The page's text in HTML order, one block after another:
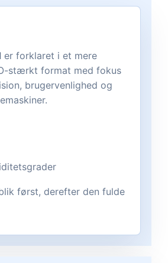
er forklaret i et mere
stærkt format med fokus
brugervenlighed og
først, derefter den fulde